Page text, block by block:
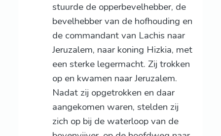
stuurde de opperbevelhebber, de
bevelhebber van de hofhouding en
de commandant van Lachis naar
Jeruzalem, naar koning Hizkia, met
een sterke legermacht. Zij trokken
op en kwamen naar Jeruzalem.
Nadat zij opgetrokken en daar
aangekomen waren, stelden zij
zich op bij de waterloop van de